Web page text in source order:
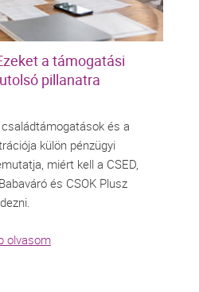
a támogatási
pillanatra
és a
külön pénzügyi
miért kell a CSED,
és CSOK Plusz
olvasom